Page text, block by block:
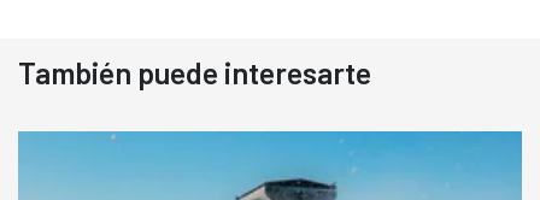
También puede interesarte